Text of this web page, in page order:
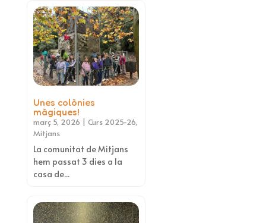
Unes colònies
màgiques!
març 5, 2026 | Curs 2025-26,
Mitjans
La comunitat de Mitjans
hem passat 3 dies a la
casa de...